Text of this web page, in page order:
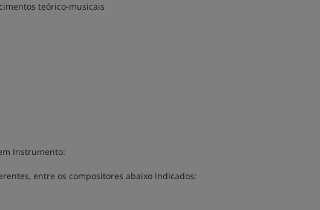
teórico-musicais
Instrumento:
entre os compositores abaixo indicados: